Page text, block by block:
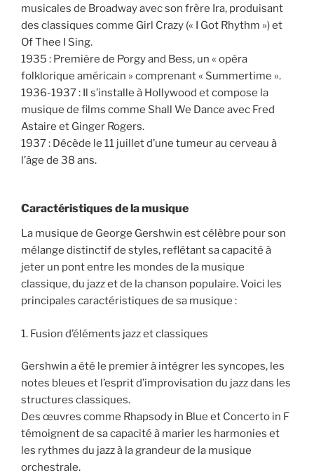
musicales de Broadway avec son frère Ira, produisant
des classiques comme Girl Crazy (« I Got Rhythm ») et
Of Thee I Sing.
1935 : Première de Porgy and Bess, un « opéra
folklorique américain » comprenant « Summertime ».
1936-1937 : Il s’installe à Hollywood et compose la
musique de films comme Shall We Dance avec Fred
Astaire et Ginger Rogers.
1937 : Décède le 11 juillet d’une tumeur au cerveau à
l’âge de 38 ans.
Caractéristiques de la musique
La musique de George Gershwin est célèbre pour son
mélange distinctif de styles, reflétant sa capacité à
jeter un pont entre les mondes de la musique
classique, du jazz et de la chanson populaire. Voici les
principales caractéristiques de sa musique :
1. Fusion d’éléments jazz et classiques
Gershwin a été le premier à intégrer les syncopes, les
notes bleues et l’esprit d’improvisation du jazz dans les
structures classiques.
Des œuvres comme Rhapsody in Blue et Concerto in F
témoignent de sa capacité à marier les harmonies et
les rythmes du jazz à la grandeur de la musique
orchestrale.